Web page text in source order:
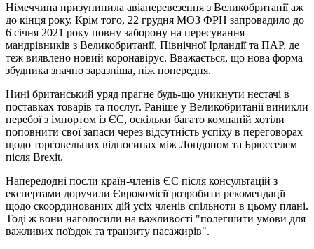
Німеччина призупинила авіаперевезення з Великобританії аж
до кінця року. Крім того, 22 грудня МОЗ ФРН запровадило до
6 січня 2021 року повну заборону на пересування
мандрівників з Великобританії, Північної Ірландії та ПАР, де
теж виявлено новий коронавірус. Вважається, що нова форма
збудника значно заразніша, ніж попередня.
Нині британський уряд прагне будь-що уникнути нестачі в
поставках товарів та послуг. Раніше у Великобританії виникли
перебої з імпортом із ЄС, оскільки багато компаній хотіли
поповнити свої запаси через відсутність успіху в переговорах
щодо торговельних відносинах між Лондоном та Брюсселем
після Brexit.
Напередодні посли країн-членів ЄС після консультацій з
експертами доручили Єврокомісії розробити рекомендації
щодо скоординованих дій усіх членів спільноти в цьому плані.
Тоді ж вони наголосили на важливості "полегшити умови для
важливих поїздок та транзиту пасажирів".